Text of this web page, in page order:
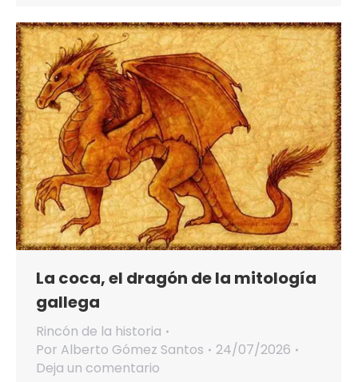
La coca, el dragón de la mitología
gallega
Rincón de la historia
Por Alberto Gómez Santos
24/07/2026
Deja un comentario